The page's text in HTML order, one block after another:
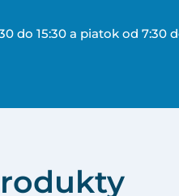
do 15:30 a piatok od 7:30